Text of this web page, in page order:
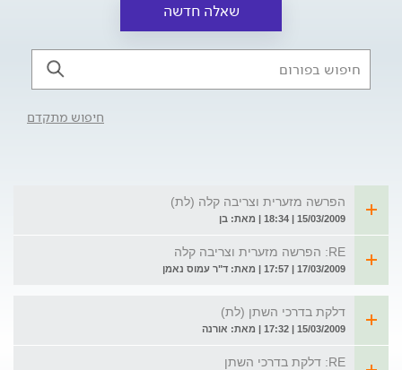
שאלה חדשה
חיפוש מתקדם
הפרשה מזערית וצריבה קלה (לת)
15/03/2009 | 18:34 | מאת: בן
RE: הפרשה מזערית וצריבה קלה
17/03/2009 | 17:57 | מאת: ד"ר עמוס נאמן
דלקת בדרכי השתן (לת)
15/03/2009 | 17:32 | מאת: אורנה
RE: דלקת בדרכי השתן